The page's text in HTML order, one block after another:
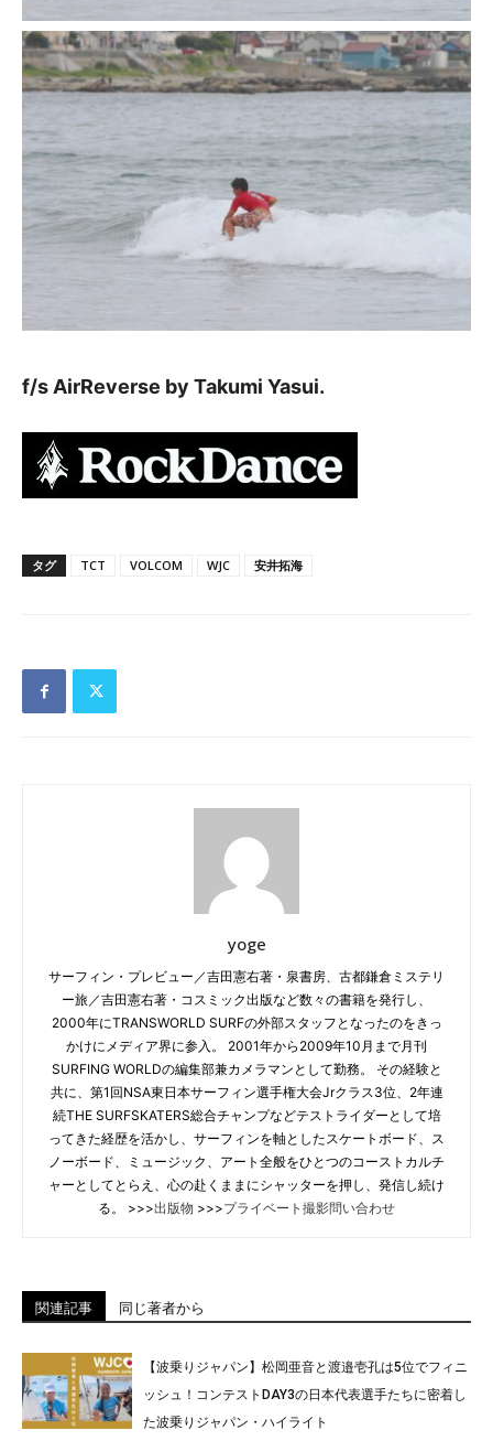
f/s AirReverse by Takumi Yasui.
タグ TCT VOLCOM WJC 安井拓海
yoge
サーフィン・プレビュー／吉田憲右著・泉書房、古都鎌倉ミステリ
ー旅／吉田憲右著・コスミック出版など数々の書籍を発行し、
2000年にTRANSWORLD SURFの外部スタッフとなったのをきっ
かけにメディア界に参入。 2001年から2009年10月まで月刊
SURFING WORLDの編集部兼カメラマンとして勤務。 その経験と
共に、第1回NSA東日本サーフィン選手権大会Jrクラス3位、2年連
続THE SURFSKATERS総合チャンプなどテストライダーとして培
ってきた経歴を活かし、サーフィンを軸としたスケートボード、ス
ノーボード、ミュージック、アート全般をひとつのコーストカルチ
ャーとしてとらえ、心の赴くままにシャッターを押し、発信し続け
る。 >>>出版物 >>>プライベート撮影問い合わせ
関連記事 同じ著者から
【波乗りジャパン】松岡亜音と渡邉壱孔は5位でフィニ
ッシュ！コンテストDAY3の日本代表選手たちに密着し
た波乗りジャパン・ハイライト